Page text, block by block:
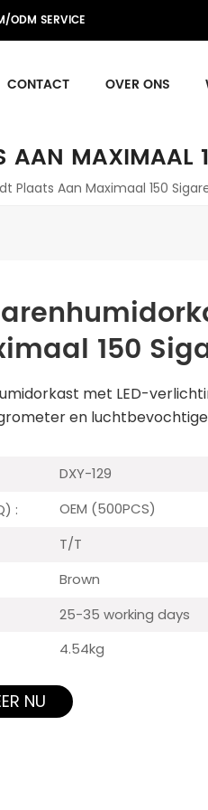
ODM SERVICE
CONTACT OVER ONS
AAN MAXIMAAL
Plaats Aan Maximaal 150
150
met LED-
en
DXY-129
:
OEM (500PCS)
T/T
Brown
25-35 working days
4.54kg
NU